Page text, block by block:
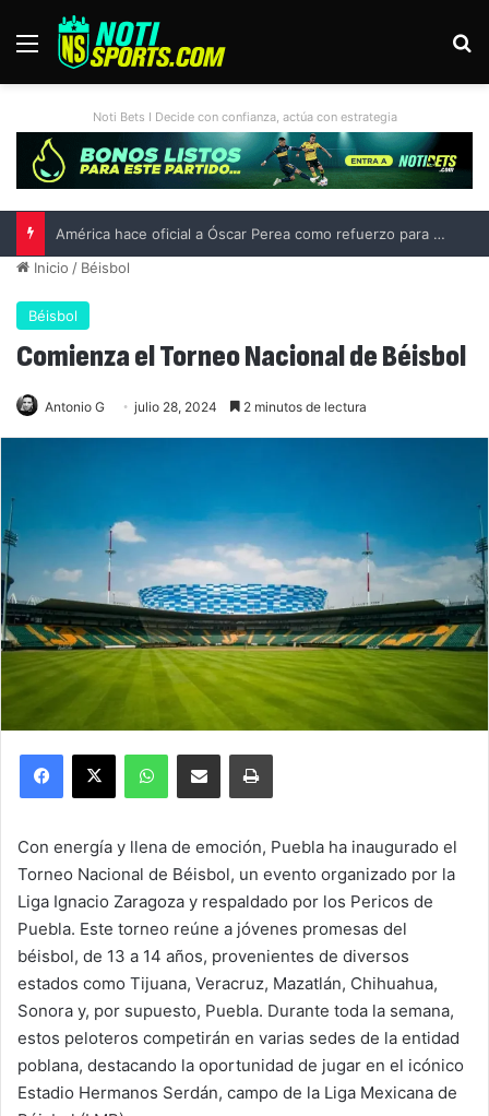
Menú
Noti Bets I Decide con confianza, actúa con estrategia
Inicio / Béisbol
Béisbol
Comienza el Torneo Nacional de Béisbol
Antonio G julio 28, 2024 2 minutos de lectura
Facebook
X WhatsAppCompartir por correo electrónicoImprimir
Con energía y llena de emoción, Puebla ha inaugurado el
Torneo Nacional de Béisbol, un evento organizado por la
Liga Ignacio Zaragoza y respaldado por los Pericos de
Puebla. Este torneo reúne a jóvenes promesas del
béisbol, de 13 a 14 años, provenientes de diversos
estados como Tijuana, Veracruz, Mazatlán, Chihuahua,
Sonora y, por supuesto, Puebla. Durante toda la semana,
estos peloteros competirán en varias sedes de la entidad
poblana, destacando la oportunidad de jugar en el icónico
Estadio Hermanos Serdán, campo de la Liga Mexicana de